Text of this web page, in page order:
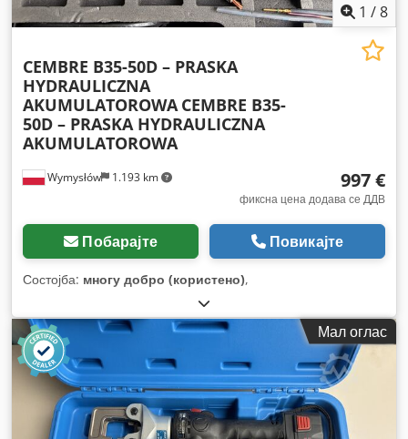
1 /8
Wymysłów 1.193 km
CEMBRE B35-50D – PRASKA
HYDRAULICZNA
AKUMULATOROWA CEMBRE B35-
50D – PRASKA HYDRAULICZNA
AKUMULATOROWA
997 €
фиксна цена додава се ДДВ
Побарајте Повикајте
Состојба: многу добро (користено),
Мал оглас